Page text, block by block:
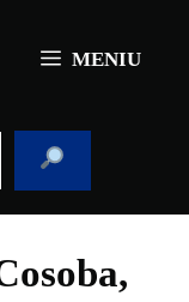
MENIU